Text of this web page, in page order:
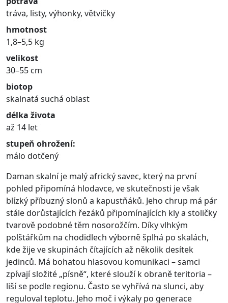
tráva, listy, výhonky, větvičky
hmotnost
1,8–5,5 kg
velikost
30–55 cm
biotop
skalnatá suchá oblast
délka života
až 14 let
stupeň ohrožení:
málo dotčený
Daman skalní je malý africký savec, který na první
pohled připomíná hlodavce, ve skutečnosti je však
blízký příbuzný slonů a kapustňáků. Jeho chrup má pár
stále dorůstajících řezáků připomínajících kly a stoličky
tvarově podobné těm nosorožčím. Díky vlhkým
polštářkům na chodidlech výborně šplhá po skalách,
kde žije ve skupinách čítajících až několik desítek
jedinců. Má bohatou hlasovou komunikaci – samci
zpívají složité „písně“, které slouží k obraně teritoria –
liší se podle regionu. Často se vyhřívá na slunci, aby
reguloval teplotu. Jeho moč i výkaly po generace